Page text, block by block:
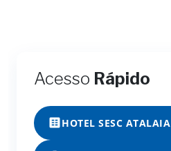
Acesso Rápido
HOTEL SESC ATALAIA